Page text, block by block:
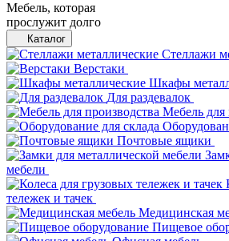
Мебель, которая
прослужит долго
Каталог
Стеллажи
Верстаки
Шкафы
Для раздевалок
Мебель для
Почтовые ящики
мебели
тележек и тачек
Медицинская
Пищевое